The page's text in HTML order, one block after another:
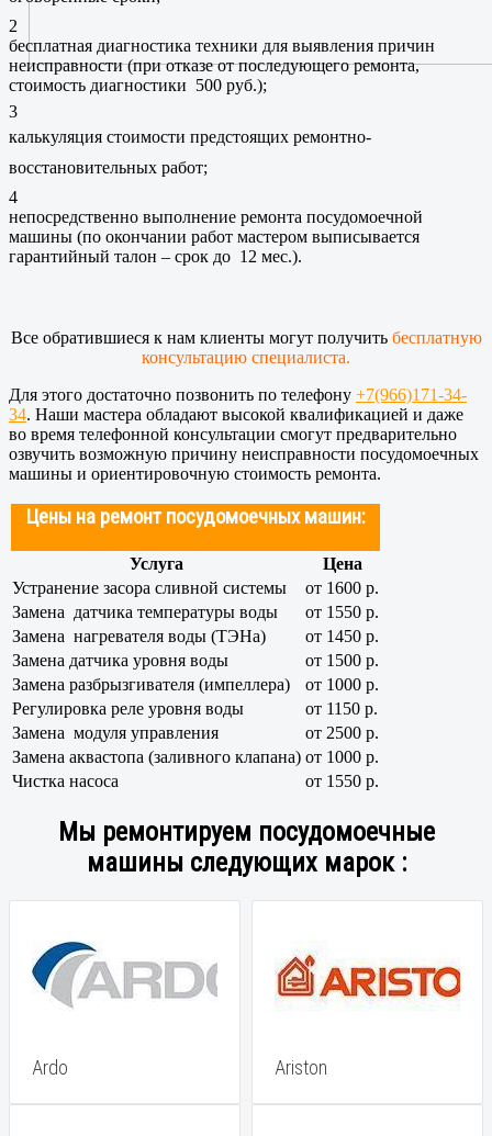
2
бесплатная диагностика техники для выявления причин
неисправности (при отказе от последующего ремонта,
стоимость диагностики 500 руб.);
3
калькуляция стоимости предстоящих ремонтно-
восстановительных работ;
4
непосредственно выполнение ремонта посудомоечной
машины (по окончании работ мастером выписывается
гарантийный талон – срок до 12 мес.).
Все обратившиеся к нам клиенты могут получить бесплатную
консультацию специалиста.
Для этого достаточно позвонить по телефону +7(966)171-34-
34. Наши мастера обладают высокой квалификацией и даже
во время телефонной консультации смогут предварительно
озвучить возможную причину неисправности посудомоечных
машины и ориентировочную стоимость ремонта.
Цены на ремонт посудомоечных машин:
Услуга
Цена
Устранение засора сливной системы
от 1600 р.
Замена датчика температуры воды
от 1550 р.
Замена нагревателя воды (ТЭНа)
от 1450 р.
Замена датчика уровня воды
от 1500 р.
Замена разбрызгивателя (импеллера)
от 1000 р.
Регулировка реле уровня воды
от 1150 р.
Замена модуля управления
от 2500 р.
Замена аквастопа (заливного клапана) от 1000 р.
Чистка насоса
от 1550 р.
Мы ремонтируем посудомоечные
машины следующих марок :
Ardo Ariston